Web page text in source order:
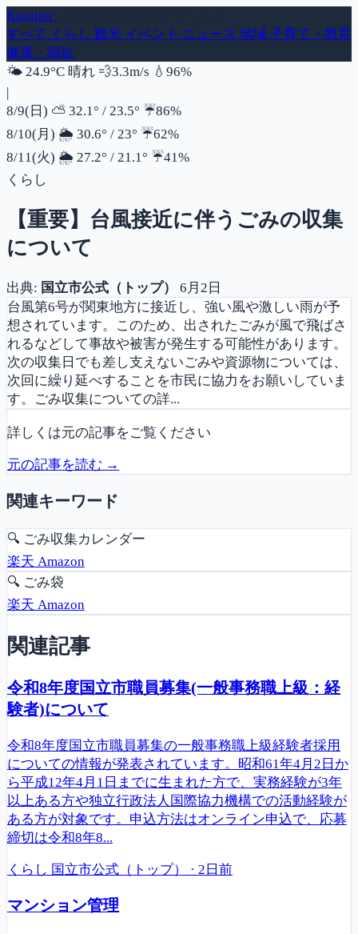
Kunitter
すべて くらし 観光 イベント ニュース 地域 子育て・教育
健康・福祉
🌤️ 24.9°C 晴れ 💨風速
3.3m/s 💧 湿度
96%
|
8/9(日) ⛅ 32.1° / 23.5° ☔降水確率
86%
8/10(月) 🌦️ 30.6° / 23° ☔降水確率
62%
8/11(火) 🌦️ 27.2° / 21.1° ☔降水確率
41%
くらし
【重要】台風接近に伴うごみの収集
について
出典: 国立市公式（トップ）
6月2日
台風第6号が関東地方に接近し、強い風や激しい雨が予
想されています。このため、出されたごみが風で飛ばさ
れるなどして事故や被害が発生する可能性があります。
次の収集日でも差し支えないごみや資源物については、
次回に繰り延べすることを市民に協力をお願いしていま
す。ごみ収集についての詳...
詳しくは元の記事をご覧ください
元の記事を読む →
関連キーワード
🔍 ごみ収集カレンダー
楽天 Amazon
🔍 ごみ袋
楽天 Amazon
関連記事
令和8年度国立市職員募集(一般事務職上級：経
験者)について
令和8年度国立市職員募集の一般事務職上級経験者採用
についての情報が発表されています。昭和61年4月2日か
ら平成12年4月1日までに生まれた方で、実務経験が3年
以上ある方や独立行政法人国際協力機構での活動経験が
ある方が対象です。申込方法はオンライン申込で、応募
締切は令和8年8...
くらし 国立市公式（トップ） · 2日前
マンション管理